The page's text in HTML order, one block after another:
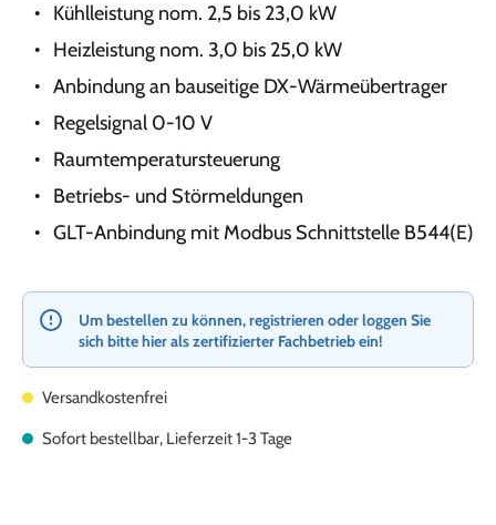
Kühlleistung nom. 2,5 bis 23,0 kW
Heizleistung nom. 3,0 bis 25,0 kW
Anbindung an bauseitige DX-Wärmeübertrager
Regelsignal 0-10 V
Raumtemperatursteuerung
Betriebs- und Störmeldungen
GLT-Anbindung mit Modbus Schnittstelle B544(E)
Um bestellen zu können, registrieren oder loggen Sie
sich bitte hier als zertifizierter Fachbetrieb ein!
Versandkostenfrei
Sofort bestellbar, Lieferzeit 1-3 Tage